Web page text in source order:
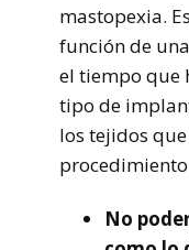
mastopexia.
función de
el tiempo que
tipo de
los tejidos
No